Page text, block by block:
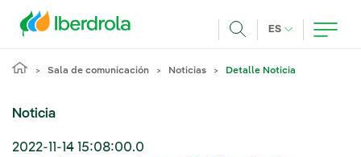
ES IDIOMA
Sala de comunicación Noticias Detalle Noticia
Noticia
2022-11-14 15:08:00.0